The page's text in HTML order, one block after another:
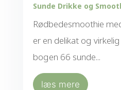
Sunde Drikke og
Rødbedesmoothie
er en delikat og
bogen 66 sunde...
læs mere